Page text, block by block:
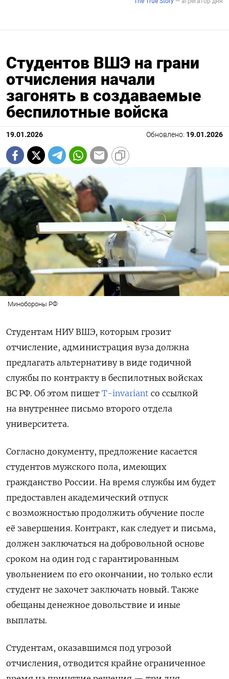
Студентов ВШЭ на грани
отчисления начали
загонять в создаваемые
беспилотные войска
19.01.2026 Обновлено: 19.01.2026
Минобороны РФ
Студентам НИУ ВШЭ, которым грозит
отчисление, администрация вуза должна
предлагать альтернативу в виде годичной
службы по контракту в беспилотных войсках
ВС РФ. Об этом пишет T-invariant со ссылкой
на внутреннее письмо второго отдела
университета.
Согласно документу, предложение касается
студентов мужского пола, имеющих
гражданство России. На время службы им будет
предоставлен академический отпуск
с возможностью продолжить обучение после
её завершения. Контракт, как следует и письма,
должен заключаться на добровольной основе
сроком на один год с гарантированным
увольнением по его окончании, но только если
студент не захочет заключать новый. Также
обещаны денежное довольствие и иные
выплаты.
Студентам, оказавшимся под угрозой
отчисления, отводится крайне ограниченное